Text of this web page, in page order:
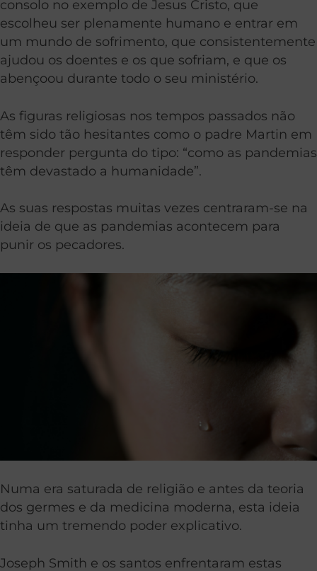
consolo no exemplo de Jesus Cristo, que
escolheu ser plenamente humano e entrar em
um mundo de sofrimento, que consistentemente
ajudou os doentes e os que sofriam, e que os
abençoou durante todo o seu ministério.
As figuras religiosas nos tempos passados não
têm sido tão hesitantes como o padre Martin em
responder pergunta do tipo: “como as pandemias
têm devastado a humanidade”.
As suas respostas muitas vezes centraram-se na
ideia de que as pandemias acontecem para
punir os pecadores.
Numa era saturada de religião e antes da teoria
dos germes e da medicina moderna, esta ideia
tinha um tremendo poder explicativo.
Joseph Smith e os santos enfrentaram estas